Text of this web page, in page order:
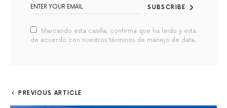
SUBSCRIBE
Marcando esta casilla, confirma que ha leido y esta
de acuerdo con nuestros términos de manejo de data.
PREVIOUS ARTICLE